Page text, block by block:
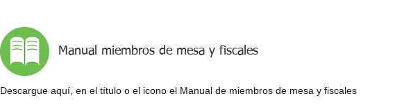
Manual miembros de mesa y fiscales
Descargue aquí, en el título o el icono el Manual de miembros de mesa y fiscales